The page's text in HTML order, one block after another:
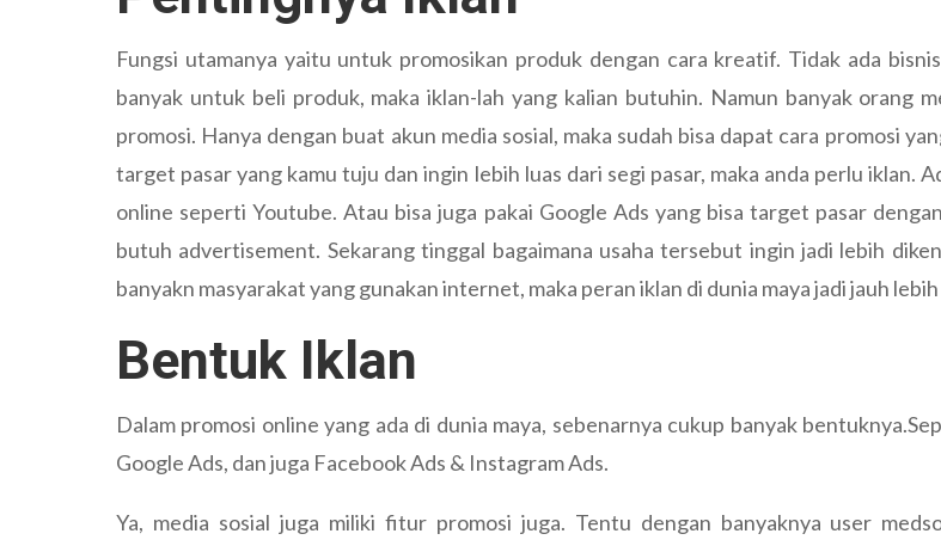
Fungsi utamanya yaitu untuk promosikan produk dengan cara kreatif. Tidak ada
banyak untuk beli produk, maka iklan-lah yang kalian butuhin. Namun banyak orang
promosi. Hanya dengan buat akun media sosial, maka sudah bisa dapat cara promosi
target pasar yang kamu tuju dan ingin lebih luas dari segi pasar, maka anda perlu iklan.
online seperti Youtube. Atau bisa juga pakai Google Ads yang bisa target pasar
butuh advertisement. Sekarang tinggal bagaimana usaha tersebut ingin jadi lebih
banyakn masyarakat yang gunakan internet, maka peran iklan di dunia maya jadi jauh
Bentuk Iklan
Dalam promosi online yang ada di dunia maya, sebenarnya cukup banyak
Google Ads, dan juga Facebook Ads & Instagram Ads.
Ya, media sosial juga miliki fitur promosi juga. Tentu dengan banyaknya user